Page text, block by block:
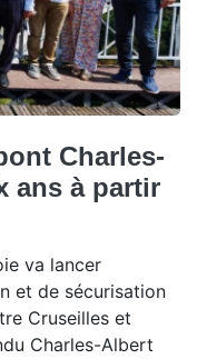
Charles-
ans à partir
va lancer
et de sécurisation
Cruseilles et
Charles-Albert